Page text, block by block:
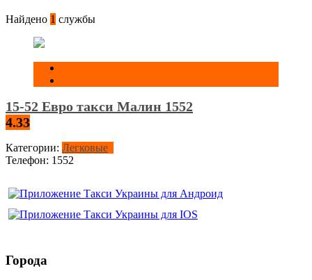
Найдено 1 службы
15-52 Евро такси Малин 1552
4.33
Категории: Легковые
Телефон: 1552
Города